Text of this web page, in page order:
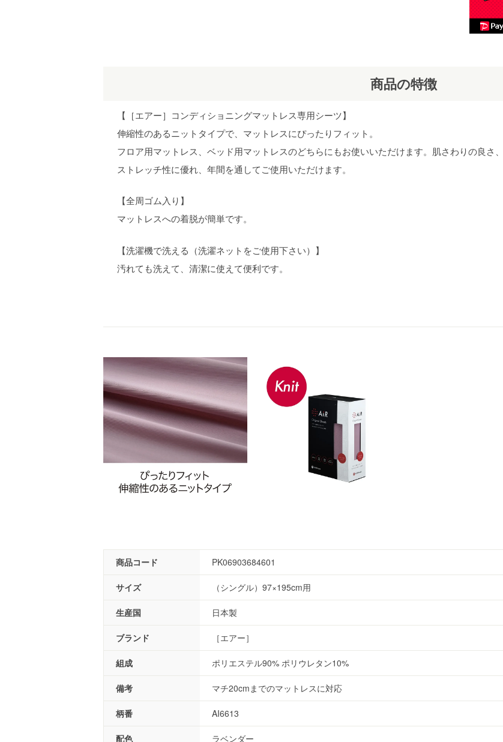
商品の特徴
【［エアー］コンディショニングマットレス専用シーツ】
伸縮性のあるニットタイプで、マットレスにぴったりフィット。
フロア用マットレス、ベッド用マットレスのどちらにもお使いいただけます。肌さわりの良さ
ストレッチ性に優れ、年間を通してご使用いただけます。
【全周ゴム入り】
マットレスへの着脱が簡単です。
【洗濯機で洗える（洗濯ネットをご使用下さい）】
汚れても洗えて、清潔に使えて便利です。
商品コード PK06903684601
サイズ （シングル）97×195cm用
生産国 日本製
ブランド ［エアー］
組成 ポリエステル90% ポリウレタン10%
備考 マチ20cmまでのマットレスに対応
柄番 AI6613
配色 ラベンダー